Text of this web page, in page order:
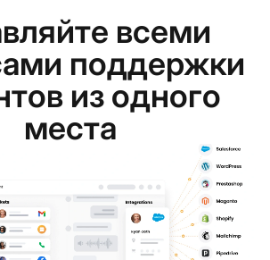
всеми
поддержки
из одного
места